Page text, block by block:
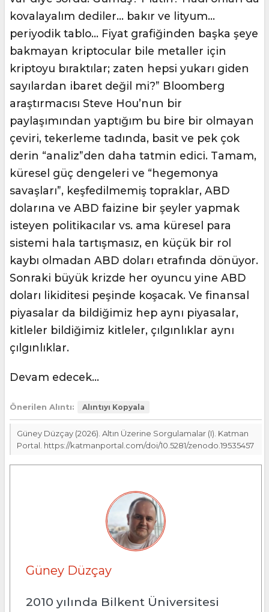
kovalayalım dediler… bakır ve lityum…
periyodik tablo… Fiyat grafiğinden başka şeye
bakmayan kriptocular bile metaller için
kriptoyu bıraktılar; zaten hepsi yukarı giden
sayılardan ibaret değil mi?” Bloomberg
araştırmacısı Steve Hou’nun bir
paylaşımından yaptığım bu bire bir olmayan
çeviri, tekerleme tadında, basit ve pek çok
derin “analiz”den daha tatmin edici. Tamam,
küresel güç dengeleri ve “hegemonya
savaşları”, keşfedilmemiş topraklar, ABD
dolarına ve ABD faizine bir şeyler yapmak
isteyen politikacılar vs. ama küresel para
sistemi hala tartışmasız, en küçük bir rol
kaybı olmadan ABD doları etrafında dönüyor.
Sonraki büyük krizde her oyuncu yine ABD
doları likiditesi peşinde koşacak. Ve finansal
piyasalar da bildiğimiz hep aynı piyasalar,
kitleler bildiğimiz kitleler, çılgınlıklar aynı
çılgınlıklar.
Devam edecek…
Önerilen Alıntı: Alıntıyı Kopyala
Güney Düzçay (2026). Altın Üzerine Sorgulamalar (I). Katman
Portal. https://katmanportal.com/doi/10.5281/zenodo.19535457
Güney Düzçay
2010 yılında Bilkent Üniversitesi